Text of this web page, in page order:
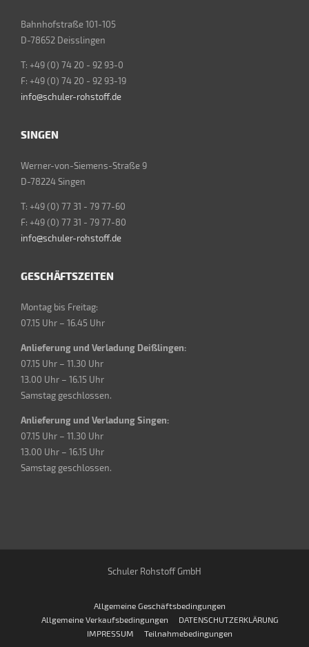
Bahnhofstraße 101-105
D-78652 Deisslingen
T: +49 (0) 74 20 - 92 93-0
F: +49 (0) 74 20 - 92 93-19
info@schuler-rohstoff.de
SINGEN
Werner-von-Siemens-Straße 9
D-78224 Singen
T: +49 (0) 77 31 - 79 77-60
F: +49 (0) 77 31 - 79 77-80
info@schuler-rohstoff.de
GESCHÄFTSZEITEN
Montag bis Freitag:
07.15 Uhr – 16.45 Uhr
Anlieferung und Verladung Deißlingen:
07.15 Uhr – 11.30 Uhr
13.00 Uhr – 16.15 Uhr
Samstag geschlossen.
Anlieferung und Verladung Singen:
07.15 Uhr – 11.30 Uhr
13.00 Uhr – 16.15 Uhr
Samstag geschlossen.
Schuler Rohstoff GmbH
Allgemeine Geschäftsbedingungen
Allgemeine Verkaufsbedingungen
DATENSCHUTZERKLÄRUNG
IMPRESSUM
Teilnahmebedingungen